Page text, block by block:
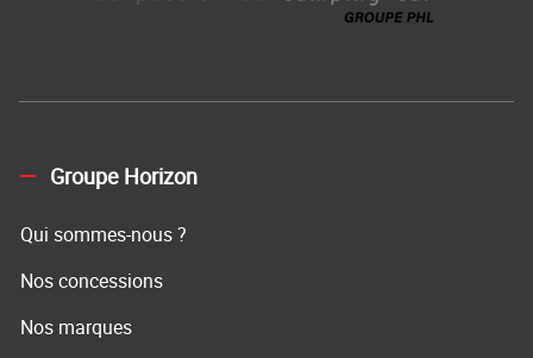
Groupe Horizon
Qui sommes-nous ?
Nos concessions
Nos marques